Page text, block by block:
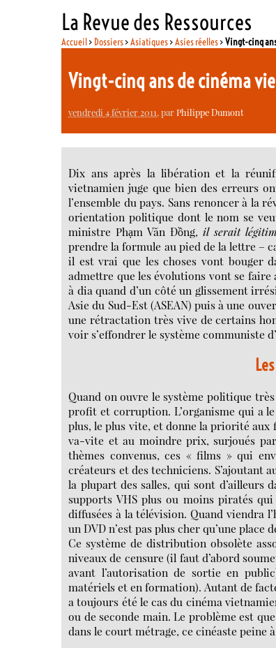
La Revue des Ressources
Accueil> Dossiers>Asiatiques>Asies réelles>Vingt-cinq
Vingt-cinq ans de cinéma
vendredi 4 février 2011, parPhilippe Dumont
Dix ans après la libération et la
vietnamien juge que bien des erreurs
l’ensemble du pays. Sans renoncer à la
orientation politique dont le nom se
ministre Phạm Văn Đồng,il serait
prendre la formule au pied de la lettre –
il est vrai que les choses vont bouger
admettre que les évolutions vont se
à dia quand d’un côté un glissement
Asie du Sud-Est (ASEAN) puis à une
une rétractation très vive de certains
voir s’effondrer le système communiste
Quand on ouvre le système politique
profit et corruption. L’organisme qui a
plus, le plus vite, et donne la priorité aux
va-vite et au moindre prix, surjoués
thèmes convenus, ces « films » qui
créateurs et des techniciens. S’ajoutant
la plupart des salles, qui sont d’ailleurs
supports VHS plus ou moins piratés
diffusées à la télévision. Quand viendra
un DVD n’est pas plus cher qu’une place
Ce système de distribution obsolète
niveaux de censure (il faut d’abord
avant l’autorisation de sortie en
matériels et en formation). Autant de
a toujours été le cas du cinéma
ou de seconde main. Le problème est
dans le court métrage, ce cinéaste peine